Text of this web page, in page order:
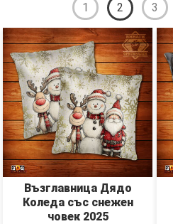
1 2 3
Възглавница Дядо
Коледа със снежен
човек 2025